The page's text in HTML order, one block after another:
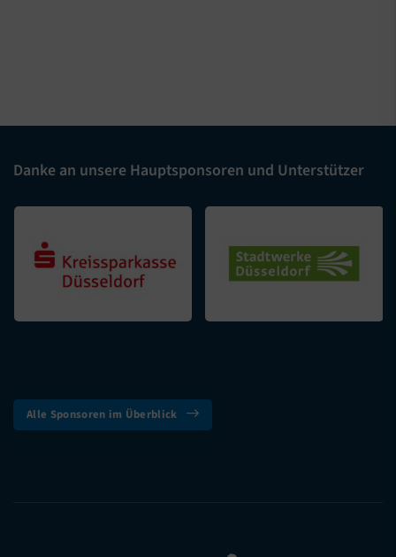
Danke an unsere Hauptsponsoren und Unterstützer
Alle Sponsoren im Überblick